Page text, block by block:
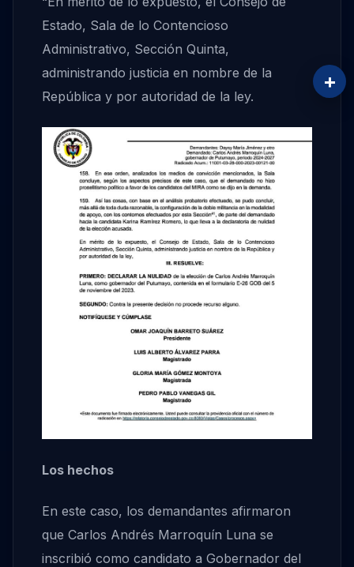
Estado, Sala de lo Contencioso
Administrativo, Sección Quinta,
administrando justicia en nombre de la
República y por autoridad de la ley.
Los hechos
En este caso, los demandantes afirmaron
que Carlos Andrés Marroquín Luna se
inscribió como candidato a Gobernador del
+